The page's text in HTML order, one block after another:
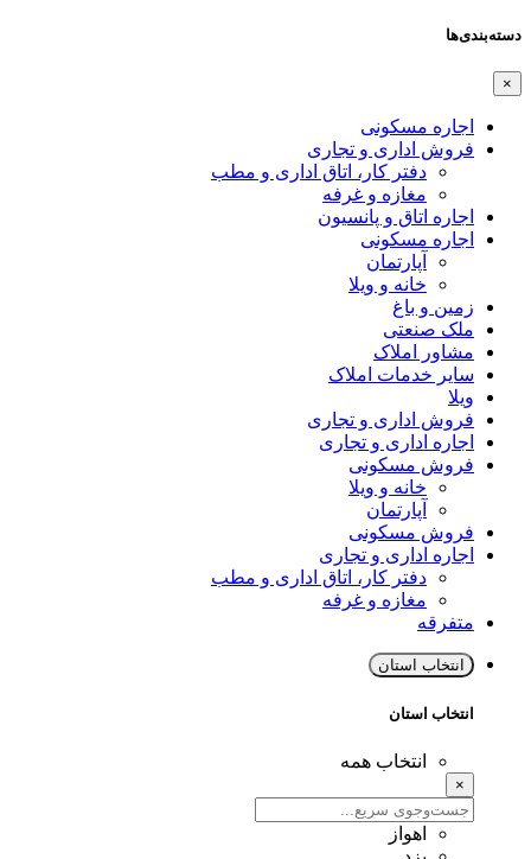
دسته‌بندی‌ها
×
اجاره مسکونی
فروش اداری و تجاری
دفتر کار، اتاق اداری و مطب
مغازه و غرفه
اجاره اتاق و پانسیون
اجاره مسکونی
آپارتمان
خانه و ویلا
زمین و باغ
ملک صنعتی
مشاور املاک
سایر خدمات املاک
ویلا
فروش اداری و تجاری
اجاره اداری و تجاری
فروش مسکونی
خانه و ویلا
آپارتمان
فروش مسکونی
اجاره اداری و تجاری
دفتر کار، اتاق اداری و مطب
مغازه و غرفه
متفرقه
انتخاب استان
انتخاب استان
انتخاب همه
×
اهواز